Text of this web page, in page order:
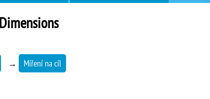
→ Míření na cíl